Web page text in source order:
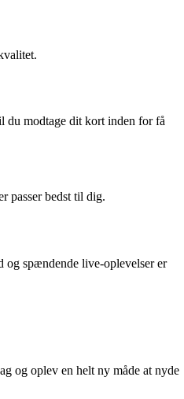
du modtage dit kort inden for få
passer bedst til dig.
og spændende live-oplevelser er
og oplev en helt ny måde at nyde